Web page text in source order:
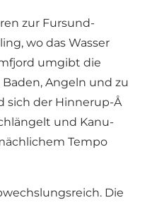
zur Fursund-
wo das Wasser
umgibt die
Angeln und zu
sich der Hinnerup-Å
und Kanu-
Tempo
Die